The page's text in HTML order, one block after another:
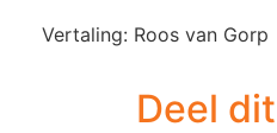
Vertaling: Roos van Gorp
Deel